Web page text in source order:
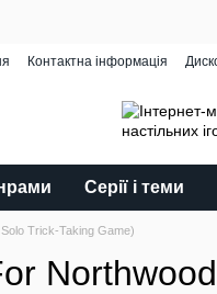
Контактна інформація
Серії і теми
Trick-Taking Game)